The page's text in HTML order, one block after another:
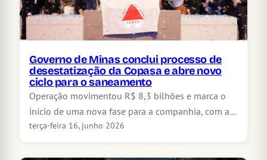
Governo de Minas conclui processo de
desestatização da Copasa e abre novo
ciclo para o saneamento
Operação movimentou R$ 8,3 bilhões e marca o
início de uma nova fase para a companhia, com a…
terça-feira 16, junho 2026